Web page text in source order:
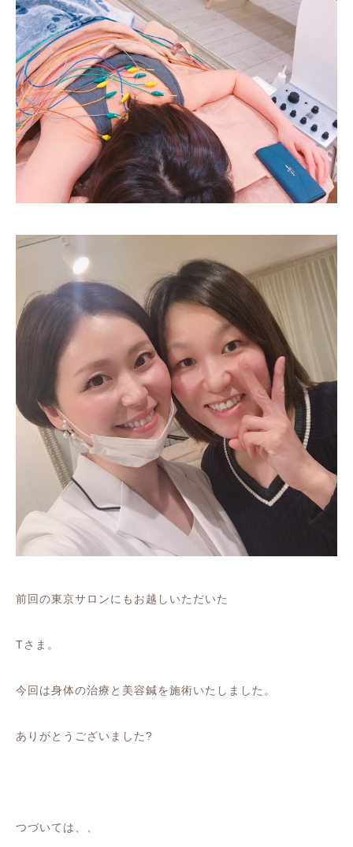
前回の東京サロンにもお越しいただいた
Tさま。
今回は身体の治療と美容鍼を施術いたしました。
ありがとうございました?
つづいては、、